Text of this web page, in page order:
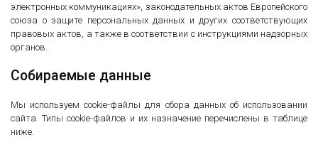
электронных коммуникациях», законодательных актов Европейского
союза о защите персональных данных и других соответствующих
правовых актов, а также в соответствии с инструкциями надзорных
органов.
Собираемые данные
Мы используем cookie-файлы для сбора данных об использовании
сайта. Типы cookie-файлов и их назначение перечислены в таблице
ниже.